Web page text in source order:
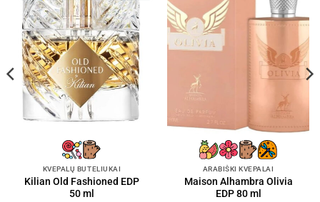
KVEPALŲ BUTELIUKAI
Kilian Old Fashioned EDP
50 ml
ARABIŠKI KVEPALAI
Maison Alhambra Olivia
EDP 80 ml